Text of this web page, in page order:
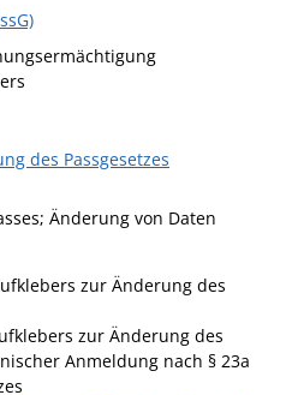
Markungsputzete
des Passgesetzes
Änderung von Daten
zur Änderung des
zur Änderung des
Anmeldung nach § 23a